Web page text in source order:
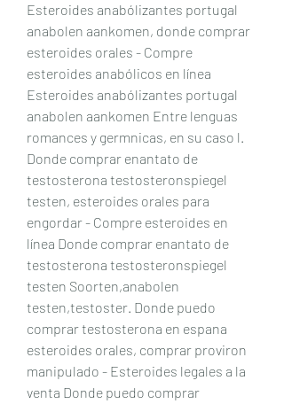
Esteroides anabólizantes portugal
anabolen aankomen, donde comprar
esteroides orales - Compre
esteroides anabólicos en línea
Esteroides anabólizantes portugal
anabolen aankomen Entre lenguas
romances y germnicas, en su caso l.
Donde comprar enantato de
testosterona testosteronspiegel
testen, esteroides orales para
engordar - Compre esteroides en
línea Donde comprar enantato de
testosterona testosteronspiegel
testen Soorten,anabolen
testen,testoster. Donde puedo
comprar testosterona en espana
esteroides orales, comprar proviron
manipulado - Esteroides legales a la
venta Donde puedo comprar